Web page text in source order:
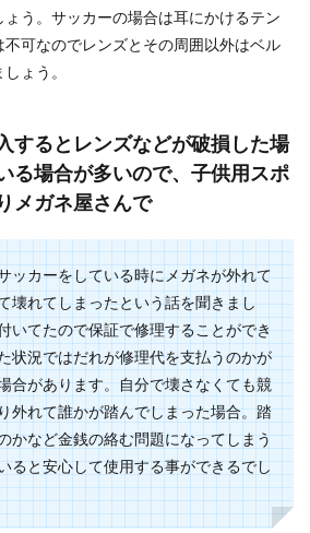
う。サッカーの場合は耳にかけるテン
可なのでレンズとその周囲以外はベル
ょう。
するとレンズなどが破損した場
る場合が多いので、子供用スポ
メガネ屋さんで
ッカーをしている時にメガネが外れて
壊れてしまったという話を聞きまし
いてたので保証で修理することができ
状況ではだれが修理代を支払うのかが
合があります。自分で壊さなくても競
外れて誰かが踏んでしまった場合。踏
かなど金銭の絡む問題になってしまう
ると安心して使用する事ができるでし